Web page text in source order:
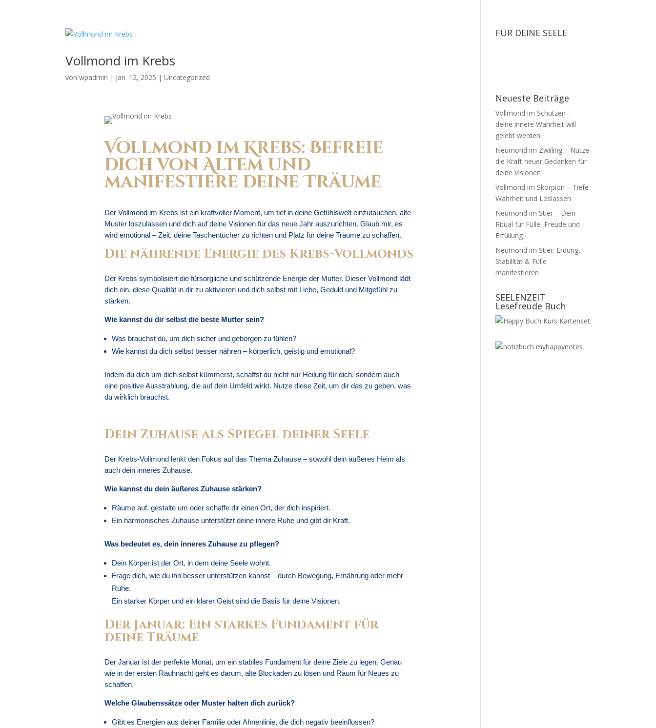
Vollmond im Krebs
vonwpadmin | Jan. 12, 2025 |Uncategorized
Vollmond im Krebs: Befreie
dich von Altem und
manifestiere deine Träume
Der Vollmond im Krebs ist ein kraftvoller Moment, um tief in deine Gefühlswelt einzutauchen, alte
Muster loszulassen und dich auf deine Visionen für das neue Jahr auszurichten. Glaub mir, es
wird emotional – Zeit, deine Taschentücher zu richten und Platz für deine Träume zu schaffen.
Die nährende Energie des Krebs-Vollmonds
Der Krebs symbolisiert die fürsorgliche und schützende Energie der Mutter. Dieser Vollmond lädt
dich ein, diese Qualität in dir zu aktivieren und dich selbst mit Liebe, Geduld und Mitgefühl zu
stärken.
Wie kannst du dir selbst die beste Mutter sein?
Was brauchst du, um dich sicher und geborgen zu fühlen?
Wie kannst du dich selbst besser nähren – körperlich, geistig und emotional?
Indem du dich um dich selbst kümmerst, schaffst du nicht nur Heilung für dich, sondern auch
eine positive Ausstrahlung, die auf dein Umfeld wirkt. Nutze diese Zeit, um dir das zu geben, was
du wirklich brauchst.
Dein Zuhause als Spiegel deiner Seele
Der Krebs-Vollmond lenkt den Fokus auf das Thema Zuhause – sowohl dein äußeres Heim als
auch dein inneres Zuhause.
Wie kannst du dein äußeres Zuhause stärken?
Räume auf, gestalte um oder schaffe dir einen Ort, der dich inspiriert.
Ein harmonisches Zuhause unterstützt deine innere Ruhe und gibt dir Kraft.
Was bedeutet es, dein inneres Zuhause zu pflegen?
Dein Körper ist der Ort, in dem deine Seele wohnt.
Frage dich, wie du ihn besser unterstützen kannst – durch Bewegung, Ernährung oder mehr
Ruhe.
Ein starker Körper und ein klarer Geist sind die Basis für deine Visionen.
Der Januar: Ein starkes Fundament für
deine Träume
Der Januar ist der perfekte Monat, um ein stabiles Fundament für deine Ziele zu legen. Genau
wie in der ersten Rauhnacht geht es darum, alte Blockaden zu lösen und Raum für Neues zu
schaffen.
Welche Glaubenssätze oder Muster halten dich zurück?
Gibt es Energien aus deiner Familie oder Ahnenlinie, die dich negativ beeinflussen?
FÜR DEINE SEELE
Neueste Beiträge
Vollmond im Schützen –
deine innere Wahrheit will
gelebt werden
Neumond im Zwilling – Nutze
die Kraft neuer Gedanken für
deine Visionen
Vollmond im Skorpion – Tiefe
Wahrheit und Loslassen
Neumond im Stier – Dein
Ritual für Fülle, Freude und
Erfüllung
Neumond im Stier: Erdung,
Stabilität & Fülle
manifestieren
SEELENZEIT
Lesefreude Buch